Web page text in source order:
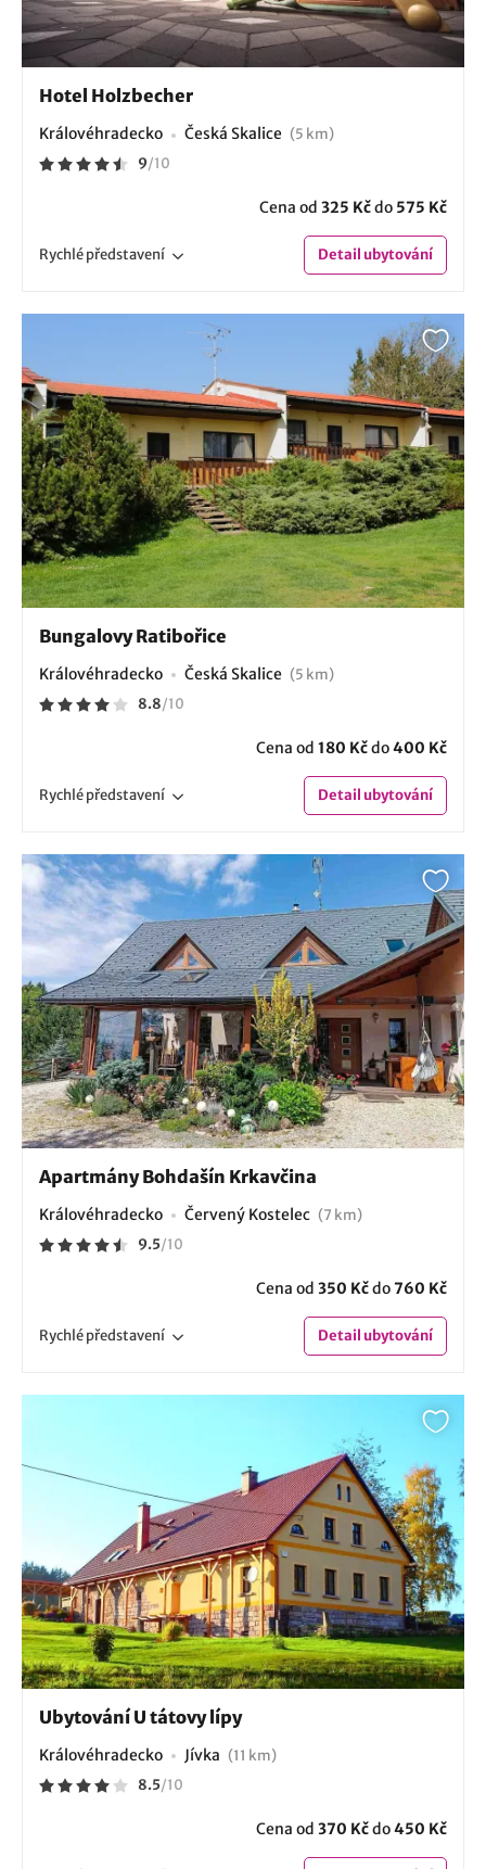
Hotel Holzbecher
Královéhradecko Česká Skalice (5 km)
9/10
Cena od 325 Kčdo 575 Kč
Rychlépředstavení Detailubytování
Bungalovy Ratibořice
Královéhradecko Česká Skalice (5 km)
8.8/10
Cena od 180 Kčdo400 Kč
Rychlépředstavení Detailubytování
Apartmány Bohdašín Krkavčina
Královéhradecko Červený Kostelec (7 km)
9.5/10
Cena od 350 Kčdo760 Kč
Rychlépředstavení Detailubytování
Ubytování U tátovy lípy
Královéhradecko Jívka (11 km)
8.5/10
Cena od 370 Kčdo450 Kč